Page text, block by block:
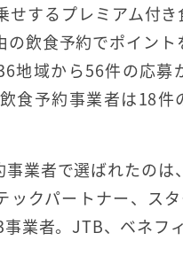
するプレミアム付き
飲食予約でポイント
地域から56件の応募
食予約事業者は18件
業者で選ばれたの
ックパートナー、ス
業者。JTB、ベネフ